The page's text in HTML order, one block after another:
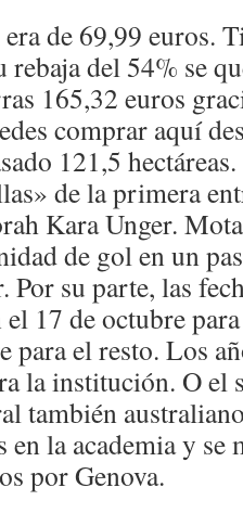
de 69,99 euros.
rebaja del 54% se
165,32 euros
comprar aquí
121,5
de la primera
Kara Unger.
de gol en un
Por su parte, las
17 de octubre
para el resto. Los
la institución. O el
también
en la academia y
por Genova.